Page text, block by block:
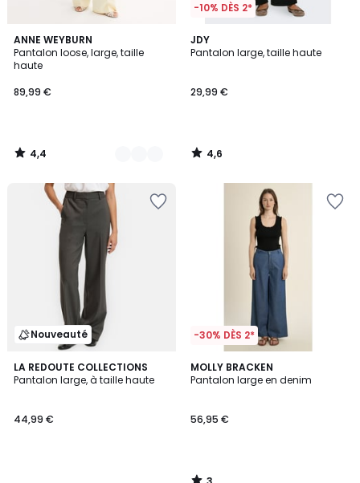
ANNE WEYBURN
Pantalon loose, large, taille
haute
89,99 €
4,4
/ 5
2
Couleurs
4,4
/
-10% DÈS 2*
JDY
Pantalon large, taille haute
29,99 €
4,6
/ 5
4,6
/
Nouveauté
LA REDOUTE COLLECTIONS
Pantalon large, à taille haute
44,99 €
-30% DÈS 2*
MOLLY BRACKEN
Pantalon large en denim
56,95 €
3
/